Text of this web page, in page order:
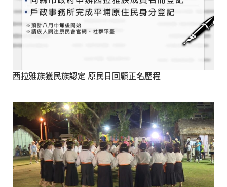
西拉雅族獲民族認定 原民日回顧正名歷程